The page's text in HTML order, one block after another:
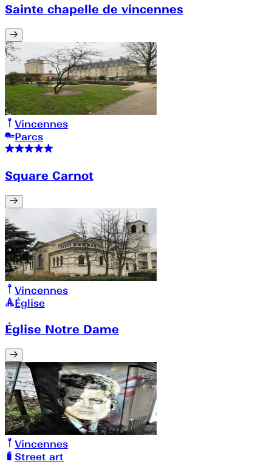
Sainte chapelle de vincennes
Vincennes
Parcs
Square Carnot
Vincennes
Église
Église Notre Dame
Vincennes
Street art